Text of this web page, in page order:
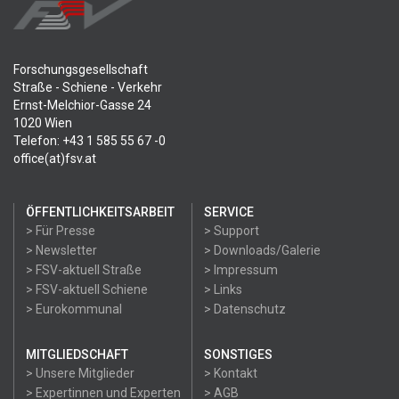
Forschungsgesellschaft
Straße - Schiene - Verkehr
Ernst-Melchior-Gasse 24
1020 Wien
Telefon: +43 1 585 55 67 -0
office(at)fsv.at
ÖFFENTLICHKEITSARBEIT
> Für Presse
> Newsletter
> FSV-aktuell Straße
> FSV-aktuell Schiene
> Eurokommunal
SERVICE
> Support
> Downloads/Galerie
> Impressum
> Links
> Datenschutz
MITGLIEDSCHAFT
> Unsere Mitglieder
> Expertinnen und Experten
SONSTIGES
> Kontakt
> AGB